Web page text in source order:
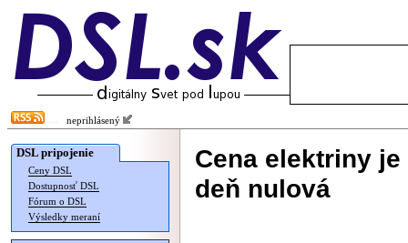
neprihlásený
DSL pripojenie
Ceny DSL
Dostupnosť DSL
Fórum o DSL
Výsledky meraní
Cena elektriny
deň nulová